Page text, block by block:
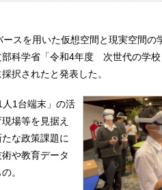
スを用いた仮想空間と現実空間の
科学省「令和4年度 次世代の学
択されたと発表した。
1台端末」の活
場等を見据え
な政策課題に
や教育データ
。